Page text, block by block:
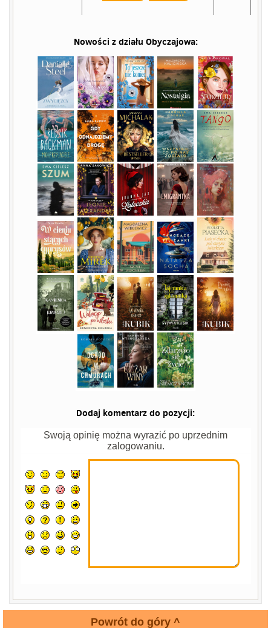
Nowości z działu Obyczajowa:
Dodaj komentarz do pozycji:
Swoją opinię można wyrazić po uprzednim
zalogowaniu.
Powrót do góry ^